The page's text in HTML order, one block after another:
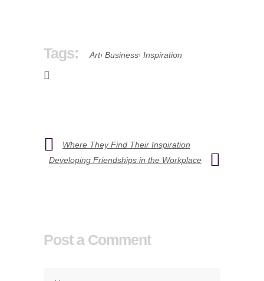
Tags: Art, Business, Inspiration
Where They Find Their Inspiration
Developing Friendships in the Workplace
Post a Comment